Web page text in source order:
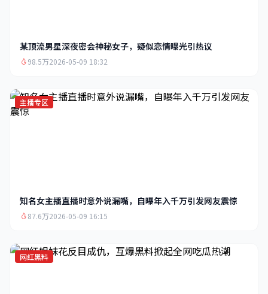
某顶流男星深夜密会神秘女子，疑似恋情曝光引热议
98.5万2026-05-09 18:32
主播专区
知名女主播直播时意外说漏嘴，自曝年入千万引发网友震惊
87.6万2026-05-09 16:15
网红黑料